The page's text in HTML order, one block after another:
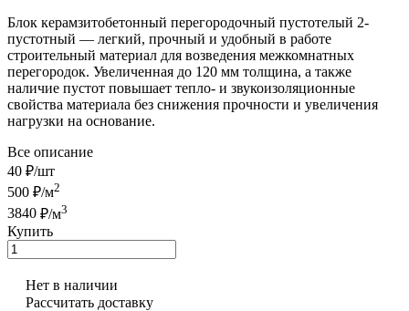
Блок керамзитобетонный перегородочный пустотелый 2-
пустотный — легкий, прочный и удобный в работе
строительный материал для возведения межкомнатных
перегородок. Увеличенная до 120 мм толщина, а также
наличие пустот повышает тепло- и звукоизоляционные
свойства материала без снижения прочности и увеличения
нагрузки на основание.
Все описание
40 ₽/шт
500 ₽/м2
3840 ₽/м3
Купить
Нет в наличии
Рассчитать доставку